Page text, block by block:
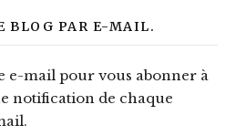
BLOG PAR E-MAIL.
e-mail pour vous abonner à
notification de chaque